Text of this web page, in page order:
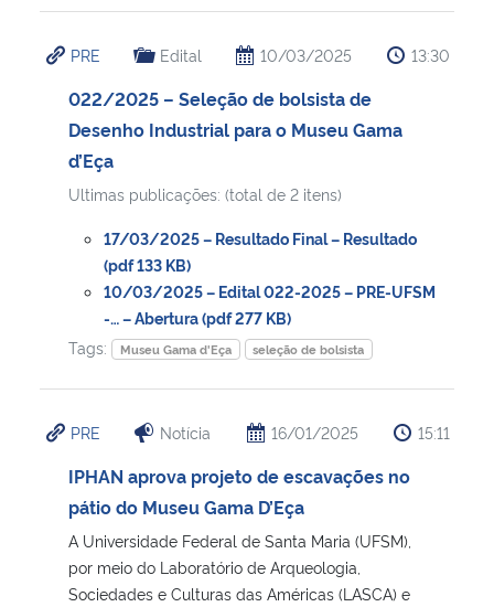
PRE Edital 10/03/2025 13:30
022/2025 – Seleção de bolsista de
Desenho Industrial para o Museu Gama
d’Eça
Ultimas publicações: (total de 2 itens)
17/03/2025 – Resultado Final – Resultado
(pdf 133 KB)
10/03/2025 – Edital 022-2025 – PRE-UFSM
-… – Abertura (pdf 277 KB)
Tags:
Museu Gama d'Eça seleção de bolsista
PRE Notícia 16/01/2025 15:11
IPHAN aprova projeto de escavações no
pátio do Museu Gama D’Eça
A Universidade Federal de Santa Maria (UFSM),
por meio do Laboratório de Arqueologia,
Sociedades e Culturas das Américas (LASCA) e